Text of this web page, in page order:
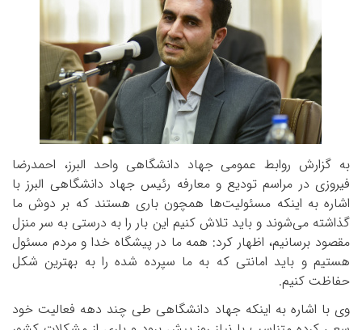
به گزارش روابط عمومی جهاد دانشگاهی واحد البرز، احمدرضا
فیروزی در مراسم تودیع و معارفه رئیس جهاد دانشگاهی البرز با
اشاره به اینکه مسئولیت‌ها همچون باری هستند که بر دوش ما
گذاشته می‌شوند و باید تلاش کنیم این بار را به درستی به سر منزل
مقصود برسانیم، اظهار کرد: همه ما در پیشگاه خدا و مردم مسئول
هستیم و باید امانتی که به ما سپرده شده را به بهترین شکل
حفاظت کنیم.
وی با اشاره به اینکه جهاد دانشگاهی طی چند دهه فعالیت خود